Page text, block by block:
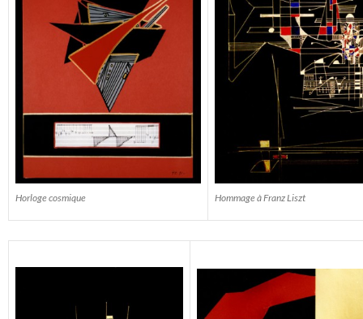
Horloge cosmique Hommage à Franz Liszt